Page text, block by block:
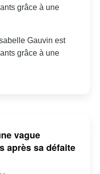
grâce à une
Gauvin est
grâce à une
vague
après sa défaite